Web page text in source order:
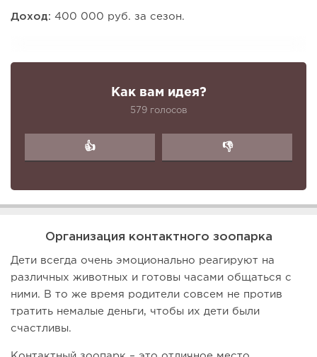
Доход: 400 000 руб. за сезон.
Как вам идея?
579 голосов
👍 👎
Организация контактного зоопарка
Дети всегда очень эмоционально реагируют на
различных животных и готовы часами общаться с
ними. В то же время родители совсем не против
тратить немалые деньги, чтобы их дети были
счастливы.